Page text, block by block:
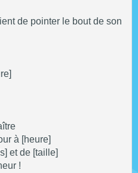
de pointer le bout de son
à [heure]
et de [taille]
!